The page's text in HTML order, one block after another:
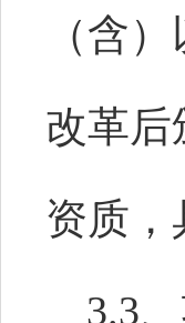
（含
改革后
资质，
3.3